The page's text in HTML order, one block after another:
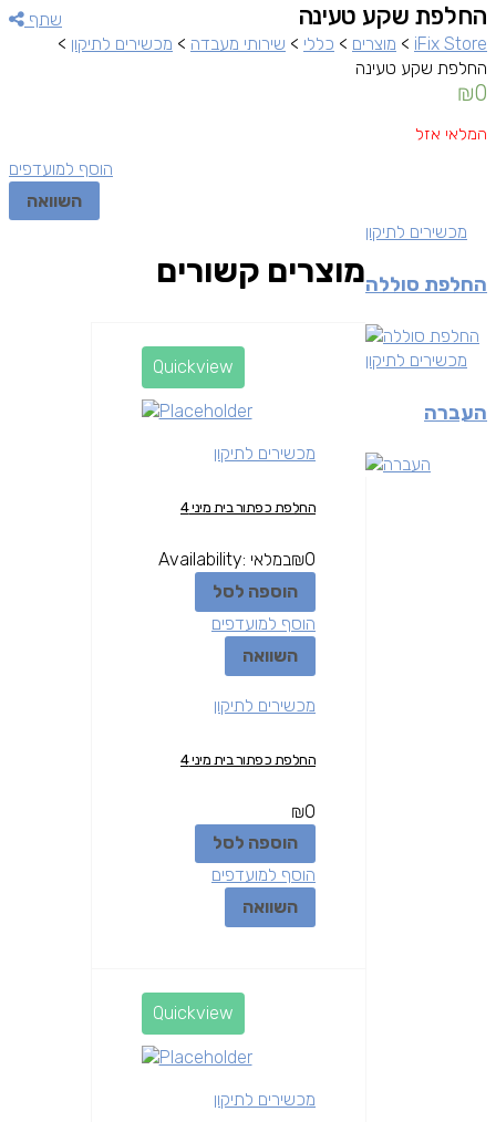
שתף
iFix Store
> מוצרים > כללי > שירותי מעבדה > מכשירים לתיקון >
החלפת שקע טעינה
החלפת שקע טעינה
₪0
המלאי אזל
הוסף למועדפים
השוואה
מכשירים לתיקון
החלפת סוללה
מכשירים לתיקון
העברה
מוצרים קשורים
Quickview
מכשירים לתיקון
החלפת כפתור בית מיני 4
₪0
Availability: במלאי
הוספה לסל
הוסף למועדפים
השוואה
מכשירים לתיקון
החלפת כפתור בית מיני 4
₪0
הוספה לסל
הוסף למועדפים
השוואה
Quickview
מכשירים לתיקון